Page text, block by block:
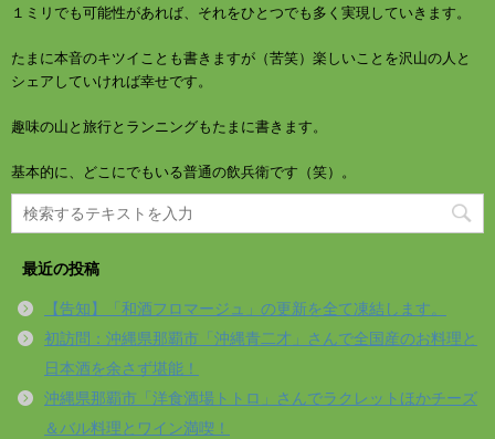
１ミリでも可能性があれば、それをひとつでも多く実現していきます。
たまに本音のキツイことも書きますが（苦笑）楽しいことを沢山の人と
シェアしていければ幸せです。
趣味の山と旅行とランニングもたまに書きます。
基本的に、どこにでもいる普通の飲兵衛です（笑）。
最近の投稿
【告知】「和酒フロマージュ」の更新を全て凍結します。
初訪問：沖縄県那覇市「沖縄青二才」さんで全国産のお料理と
日本酒を余さず堪能！
沖縄県那覇市「洋食酒場トトロ」さんでラクレットほかチーズ
＆バル料理とワイン満喫！